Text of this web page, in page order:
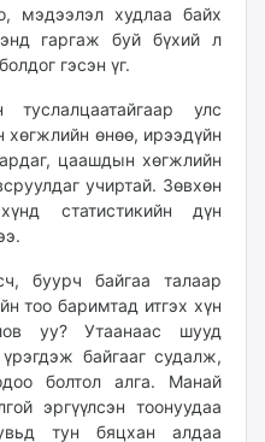
мэдээлэл худлаа байх
гаргаж буй бүхий л
гэсэн үг.
туслалцаатайгаар улс
хөгжлийн өнөө, ирээдүйн
цаашдын хөгжлийн
учиртай. Зөвхөн
статистикийн дүн
буурч байгаа талаар
тоо баримтад итгэх хүн
уу? Утаанаас шууд
байгааг судалж,
болтол алга. Манай
эргүүлсэн тоонуудаа
тун бяцхан алдаа